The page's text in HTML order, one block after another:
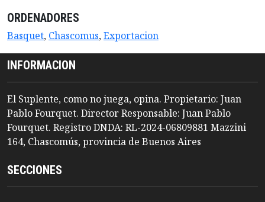
ORDENADORES
Basquet, Chascomus,Exportacion
INFORMACION
El Suplente, como no juega, opina. Propietario: Juan
Pablo Fourquet. Director Responsable: Juan Pablo
Fourquet. Registro DNDA: RL-2024-06809881 Mazzini
164, Chascomús, provincia de Buenos Aires
SECCIONES